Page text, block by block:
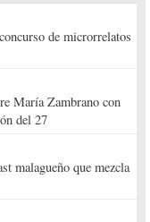
de microrrelatos
María Zambrano con
del 27
malagueño que mezcla